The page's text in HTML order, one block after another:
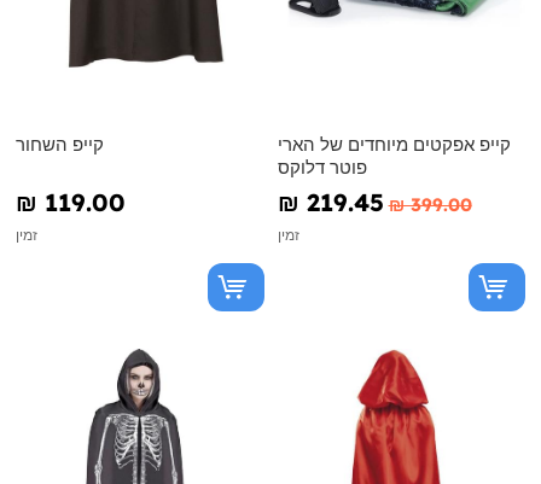
קייפ השחור
₪‎ 119.00
זמין
קייפ אפקטים מיוחדים של הארי
פוטר דלוקס
₪‎ 219.45 ₪‎ 399.00
זמין